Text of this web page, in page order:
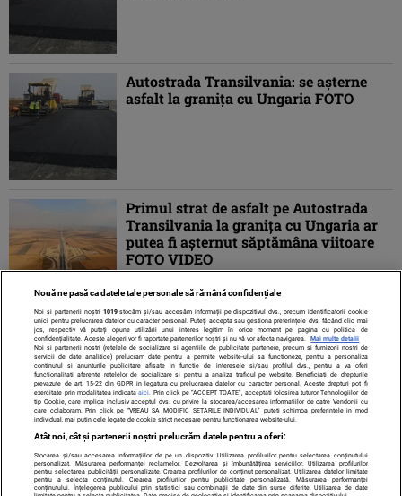
Autostrada Transilvania: se aşterne
asfalt la graniţa cu Ungaria FOTO
Primul strat de asfalt pe Autostrada
Transilvania la graniţa cu Ungaria ar
putea fi aşternut săptămâna viitoare
FOTO VIDEO
Contact Despre noi Termeni și condiții
Nouă ne pasă ca datele tale personale să rămână confidențiale
Noi și partenerii noștri 1019stocăm și/sau accesăm informații pe dispozitivul dvs., precum identificatorii cookie
unici pentru prelucrarea datelor cu caracter personal. Puteți accepta sau gestiona preferințele dvs. făcând clic mai
jos, respectiv vă puteți opune utilizării unui interes legitim în orice moment pe pagina cu politica de
confidențialitate. Aceste alegeri vor fi raportate partenerilor noștri și nu vă vor afecta navigarea.
Mai multe detalii
Noi si partenerii nostri (retelele de socializare si agentiile de publicitate partenere, precum si furnizorii nostri de
servicii de date analitice) prelucram date pentru a permite website-ului sa functioneze, pentru a personaliza
continutul si anunturile publicitare afisate in functie de interesele si/sau profilul dvs., pentru a va oferi
functionalitati aferente retelelor de socializare si pentru a analiza traficul pe website. Beneficiati de drepturile
prevazute de art. 15-22 din GDPR in legatura cu prelucrarea datelor cu caracter personal. Aceste drepturi pot fi
exercitate prin modalitatea indicataaici . Prin click pe “ACCEPT TOATE”, acceptati folosirea tuturor Tehnologiilor de
tip Cookie, care implica inclusiv acceptul dvs. cu privire la stocarea/accesarea informatiilor de catre Vendor-ii cu
care colaboram. Prin click pe “VREAU SA MODIFIC SETARILE INDIVIDUAL” puteti schimba preferintele in mod
individual, mai putin cele legate de cookie strict necesare pentru functionarea website-ului.
Atât noi, cât și partenerii noștri prelucrăm datele pentru a oferi:
Stocarea și/sau accesarea informațiilor de pe un dispozitiv. Utilizarea profilurilor pentru selectarea conținutului
personalizat. Măsurarea performanței reclamelor. Dezvoltarea și îmbunătățirea serviciilor. Utilizarea profilurilor
pentru selectarea publicității personalizate. Crearea profilurilor de conținut personalizat. Utilizarea datelor limitate
pentru a selecta conținutul. Crearea profilurilor pentru publicitate personalizată. Măsurarea performanței
conținutului. Înțelegerea publicului prin statistici sau combinații de date din surse diferite. Utilizarea de date